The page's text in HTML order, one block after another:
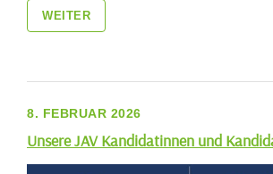
WEITER
8. FEBRUAR 2026
Unsere JAV Kandidatinnen und